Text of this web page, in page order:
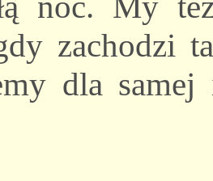
zachodzi
dla